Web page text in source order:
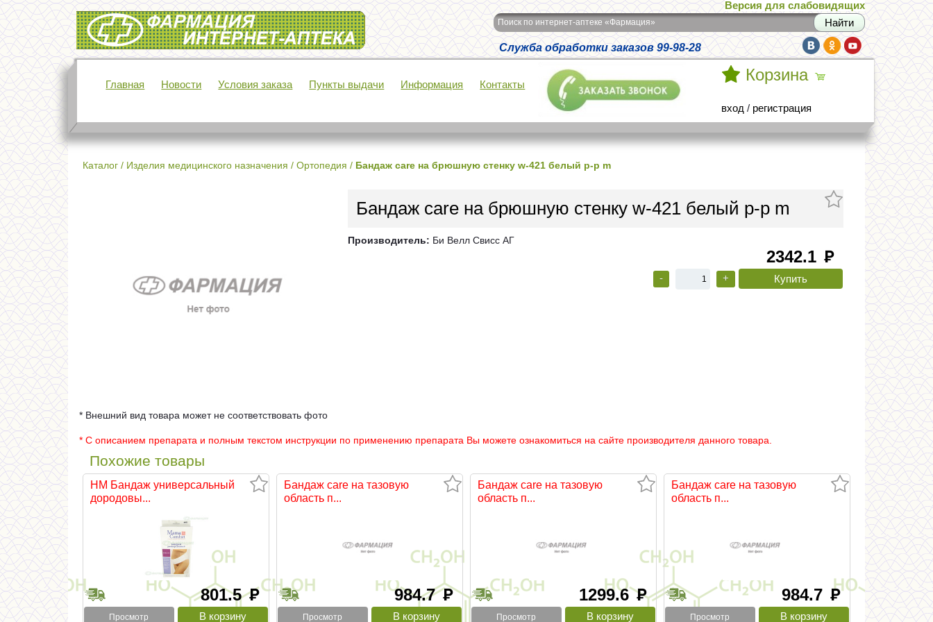
Интернет-аптека Фармация
Версия для слабовидящих
Поиск по интернет-аптеке «Фармация»
Служба обработки заказов 99-98-28
Главная Новости Условия заказа Пункты выдачи Информация Контакты
Корзина
вход / регистрация
Каталог / Изделия медицинского назначения / Ортопедия / Бандаж care на брюшную стенку w-421 белый р-р m
Бандаж care на брюшную стенку w-421 белый р-р m
Производитель: Би Велл Свисс АГ
2342.1 руб
- +
* Внешний вид товара может не соответствовать фото
* С описанием препарата и полным текстом инструкции по применению препарата Вы можете ознакомиться на сайте производителя данного товара.
Похожие товары
НМ Бандаж универсальный
дородовы...
801.5руб
Просмотр
Бандаж care на тазовую
область п...
984.7руб
Просмотр
Бандаж care на тазовую
область п...
1299.6руб
Просмотр
Бандаж care на тазовую
область п...
984.7 руб
Просмотр